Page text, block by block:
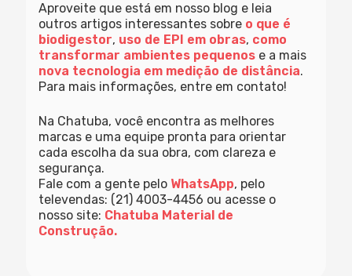
Aproveite que está em nosso blog e leia
outros artigos interessantes sobre o que é
biodigestor, uso de EPI em obras, como
transformar ambientes pequenos e a mais
nova tecnologia em medição de distância.
Para mais informações, entre em contato!
Na Chatuba, você encontra as melhores
marcas e uma equipe pronta para orientar
cada escolha da sua obra, com clareza e
segurança.
Fale com a gente pelo WhatsApp, pelo
televendas: (21) 4003-4456 ou acesse o
nosso site: Chatuba Material de
Construção.